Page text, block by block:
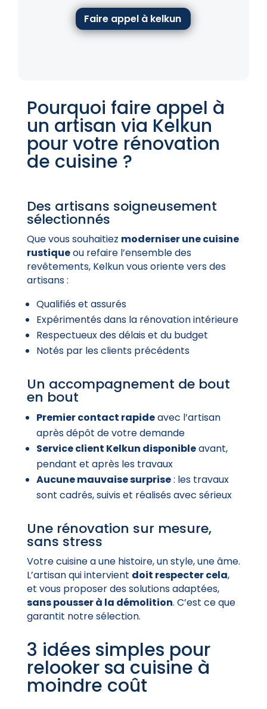
Faire appel à kelkun
Pourquoi faire appel à
un artisan via Kelkun
pour votre rénovation
de cuisine ?
Des artisans soigneusement
sélectionnés
Que vous souhaitiez moderniser une cuisine
rustiqueou refaire l’ensemble des
revêtements, Kelkun vous oriente vers des
artisans :
Qualifiés et assurés
Expérimentés dans la rénovation intérieure
Respectueux des délais et du budget
Notés par les clients précédents
Un accompagnement de bout
en bout
Premier contact rapideavec l’artisan
après dépôt de votre demande
Service client Kelkun disponibleavant,
pendant et après les travaux
Aucune mauvaise surprise: les travaux
sont cadrés, suivis et réalisés avec sérieux
Une rénovation sur mesure,
sans stress
Votre cuisine a une histoire, un style, une âme.
L’artisan qui intervient doit respecter cela,
et vous proposer des solutions adaptées,
sans pousser à la démolition. C’est ce que
garantit notre sélection.
3 idées simples pour
relooker sa cuisine à
moindre coût